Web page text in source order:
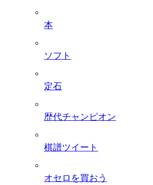
本
ソフト
定石
歴代チャンピオン
棋譜ツイート
オセロを買おう